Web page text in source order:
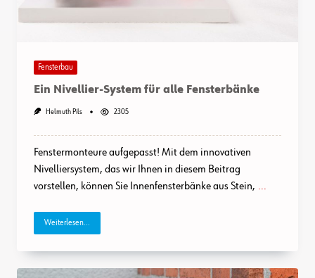
Fensterbau
Ein Nivellier-System für alle Fensterbänke
Helmuth Pils 2305
Fenstermonteure aufgepasst! Mit dem innovativen
Nivelliersystem, das wir Ihnen in diesem Beitrag
vorstellen, können Sie Innenfensterbänke aus Stein, ...
Weiterlesen...